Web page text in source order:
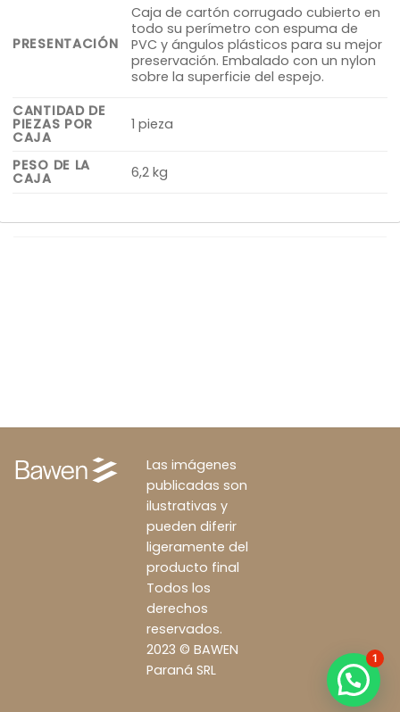
PRESENTACIÓN
Caja de cartón corrugado cubierto en
todo su perímetro con espuma de
PVC y ángulos plásticos para su mejor
preservación. Embalado con un nylon
sobre la superficie del espejo.
CANTIDAD DE
PIEZAS POR
CAJA
1 pieza
PESO DE LA
CAJA 6,2 kg
Las imágenes
publicadas son
ilustrativas y
pueden diferir
ligeramente del
producto final
Todos los
derechos
reservados.
2023 © BAWEN
Paraná SRL
1